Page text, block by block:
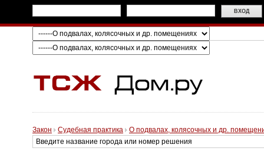
Закон Судебная практика О подвалах, колясочных и др.